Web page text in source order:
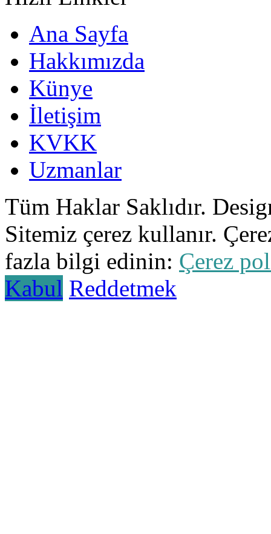
Ana Sayfa
Hakkımızda
Künye
İletişim
KVKK
Uzmanlar
Tüm Haklar Saklıdır.
Sitemiz çerez kullanır.
fazla bilgi edinin: Çerez
Kabul Reddetmek